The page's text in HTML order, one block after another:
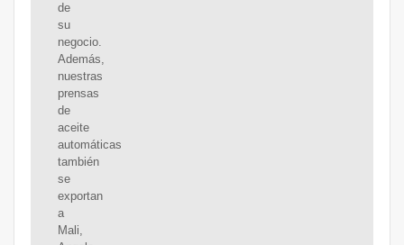
de
su
negocio.
Además,
nuestras
prensas
de
aceite
automáticas
también
se
exportan
a
Mali,